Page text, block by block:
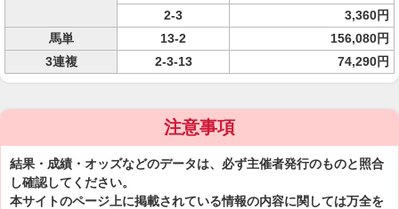
2-3
3,360円
馬単
13-2
156,080円
3連複
2-3-13 74,290円
注意事項
結果・成績・オッズなどのデータは、必ず主催者発行のものと照合
し確認してください。
本サイトのページ上に掲載されている情報の内容に関しては万全を